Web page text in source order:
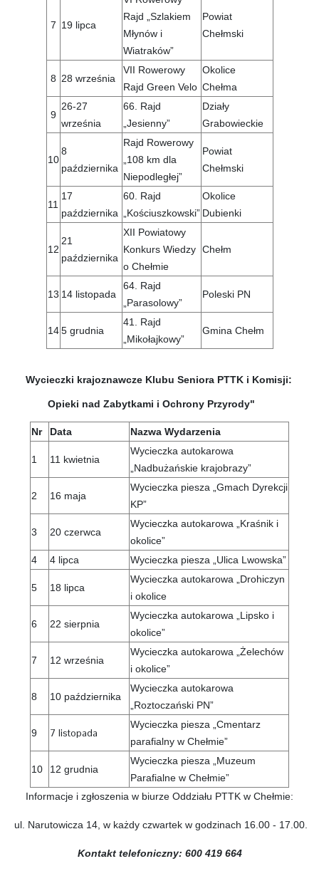
7 19 lipca
Rajd „Szlakiem
Młynów i
Wiatraków”
Powiat
Chełmski
8 28 września
VII Rowerowy
Rajd Green Velo
Okolice
Chełma
9
26-27
września
66. Rajd
„Jesienny”
Działy
Grabowieckie
10
8
października
Rajd Rowerowy
„108 km dla
Niepodległej”
Powiat
Chełmski
11
17
października
60. Rajd
„Kościuszkowski”
Okolice
Dubienki
12
21
października
XII Powiatowy
Konkurs Wiedzy
o Chełmie
Chełm
13 14 listopada
64. Rajd
„Parasolowy”
Poleski PN
14 5 grudnia
41. Rajd
„Mikołajkowy”
Gmina Chełm
Wycieczki krajoznawcze Klubu Seniora PTTK i Komisji:
Opieki nad Zabytkami i Ochrony Przyrody"
Nr Data Nazwa Wydarzenia
1 11 kwietnia
Wycieczka autokarowa
„Nadbużańskie krajobrazy”
2 16 maja
Wycieczka piesza „Gmach Dyrekcji
KP”
3 20 czerwca
Wycieczka autokarowa „Kraśnik i
okolice”
4
4 lipca Wycieczka piesza „Ulica Lwowska”
5 18 lipca
Wycieczka autokarowa „Drohiczyn
i okolice
6 22 sierpnia
Wycieczka autokarowa „Lipsko i
okolice”
7 12 września
Wycieczka autokarowa „Żelechów
i okolice”
8 10 października
Wycieczka autokarowa
„Roztoczański PN”
9 7 listopada
Wycieczka piesza „Cmentarz
parafialny w Chełmie”
10 12 grudnia
Wycieczka piesza „Muzeum
Parafialne w Chełmie”
Informacje i zgłoszenia w biurze Oddziału PTTK w Chełmie:
ul. Narutowicza 14, w każdy czwartek w godzinach 16.00 - 17.00.
Kontakt telefoniczny: 600 419 664